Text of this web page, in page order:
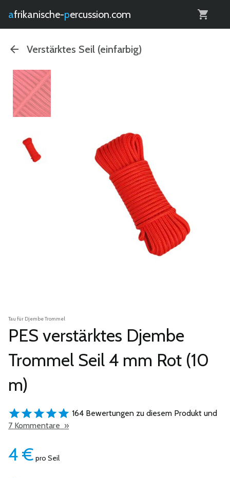
afrikanische- percussion.com
Verstärktes Seil (einfarbig)
Tau für Djembe Trommel
PES verstärktes Djembe
Trommel Seil 4 mm Rot (10
m)
164 Bewertungen zu diesem Produkt und
7 Kommentare »
4€ pro Seil